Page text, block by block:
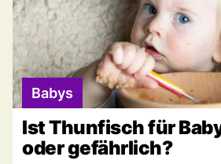
Babys
Ist Thunfisch für
oder gefährlich?